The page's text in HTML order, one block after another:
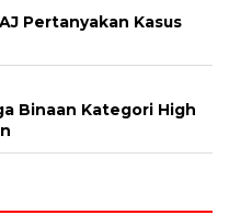
Pertanyakan Kasus
Binaan Kategori High